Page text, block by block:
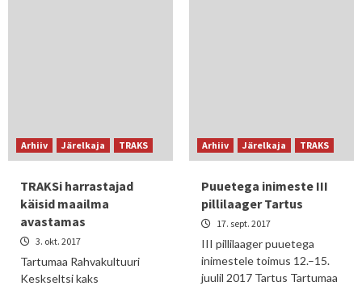
Arhiiv Järelkaja TRAKS
TRAKSi harrastajad
käisid maailma
avastamas
3. okt. 2017
Tartumaa Rahvakultuuri
Keskseltsi kaks
Arhiiv Järelkaja TRAKS
Puuetega inimeste III
pillilaager Tartus
17. sept. 2017
III pillilaager puuetega
inimestele toimus 12.–15.
juulil 2017 Tartus Tartumaa